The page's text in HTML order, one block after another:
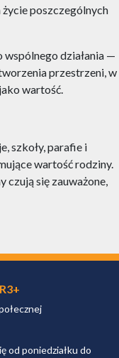
poszczególnych
wspólnego działania —
przestrzeni, w
wartość.
szkoły, parafie i
wartość rodziny.
czują się zauważone,
od poniedziałku do